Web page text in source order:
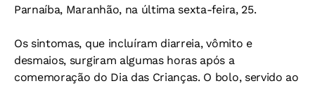
Parnaíba, Maranhão, na última sexta-feira, 25.
Os sintomas, que incluíram diarreia, vômito e
desmaios, surgiram algumas horas após a
comemoração do Dia das Crianças. O bolo, servido ao